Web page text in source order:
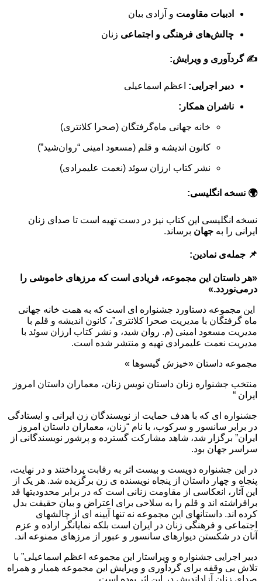
ادبیات مقاومت و آزادی بیان
چالش‌های فرهنگی و اجتماعی زنان
✍️ گردآوری و ویرایش:
دبیر اجرایی: اعظم اسماعیلی
ناشران همکار:
خانه جهانی ماه‌گرفتگان (صحرا کلانتری)
کانون اندیشه و قلم (مسعود امینی “روان‌شید”)
نشر کتاب ارزان سوئد (نعمت علیمرادی)
🌍 نسخه انگلیسی:
نسخه انگلیسی این کتاب نیز در دست تهیه است تا صدای زنان
ایرانی را به جهان برساند.
📌 جمله‌ی نمادین:
«هر داستان این مجموعه، فریادی است که مرزهای خاموشی را
درمی‌نوردد.»
این مجموعه دستاورد جشنواره ای است که به همت خانه جهانی
ماه گرفتگان با مدیریت صحرا کلانتری”، کانون اندیشه و قلم با
مدیریت مسعود امینی (م. روان شید، و نشر کتاب ارزان سوئد با
مدیریت نعمت علیمرادی تهیه و منتشر شده است.
مجموعه داستان «خیزش گیسوها »
منتخب جشنواره زنان داستان نویس زنان، معماران داستان امروز
ایران “
جشنواره ای که با هدف حمایت از نویسندگان زن ایرانی و ایستادگی
در برابر سانسور و سرکوب، با نام “زنان، معماران داستان امروز
ایران” برگزار شد، شاهد مشارکت گسترده و پرشور نویسندگانی از
سراسر جهان بود.
در این جشنواره دویست و بیست اثر به رقابت پرداختند و در نهایت،
پنجاه و چهار داستان از پنجاه نویسنده ی زن برگزیده شد. هر یک از
این آثار، انعکاسی از مقاومت زنانی است که در برابر محدودیتها قد
برافراشته اند و قلم را به سلاحی برای اعتراض و بیان حقیقت بدل
کرده اند. داستانهای این مجموعه نه تنها آیینه ای از چالشهای
اجتماعی و فرهنگی زنان در ایران است بلکه نمایانگر اراده و عزم
آنان در شکستن دیوارهای سانسور و عبور از مرزهای ممنوعه اند.
دبیر اجرایی جشنواره و ویراستار این مجموعه اعظم اسماعیلی” با
تلاش بی وقفه برای گردآوری و ویرایش این مجموعه همیار و همراه